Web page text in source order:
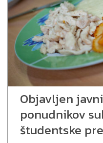
Objavljen
ponudnikov
študentske